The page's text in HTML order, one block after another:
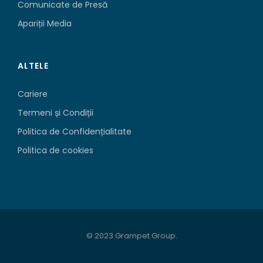
Comunicate de Presă
Apariții Media
ALTELE
Cariere
Termeni și Condiții
Politica de Confidențialitate
Politica de cookies
© 2023 Grampet Group.